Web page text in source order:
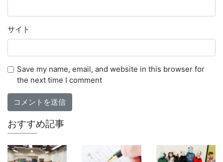
サイト
Save my name, email, and website in this browser for
the next time I comment
おすすめ記事